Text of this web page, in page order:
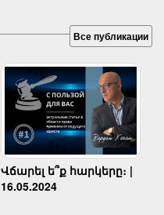
Все публикации
Վճարել ե՞ք հարկերը։ |
16.05.2024